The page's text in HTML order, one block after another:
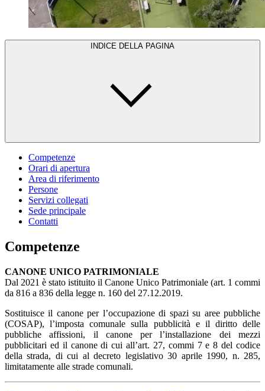
INDICE DELLA PAGINA
Competenze
Orari di apertura
Area di riferimento
Persone
Servizi collegati
Sede principale
Contatti
Competenze
CANONE UNICO PATRIMONIALE
Dal 2021 è stato istituito il Canone Unico Patrimoniale (art. 1 commi
da 816 a 836 della legge n. 160 del 27.12.2019.
Sostituisce il canone per l’occupazione di spazi su aree pubbliche
(COSAP), l’imposta comunale sulla pubblicità e il diritto delle
pubbliche affissioni, il canone per l’installazione dei mezzi
pubblicitari ed il canone di cui all’art. 27, commi 7 e 8 del codice
della strada, di cui al decreto legislativo 30 aprile 1990, n. 285,
limitatamente alle strade comunali.